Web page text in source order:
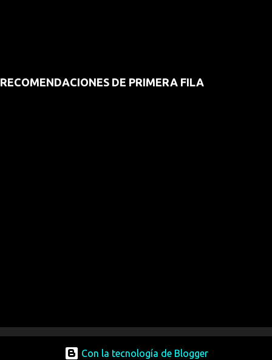
RECOMENDACIONES DE PRIMERA FILA
Con la tecnología de Blogger